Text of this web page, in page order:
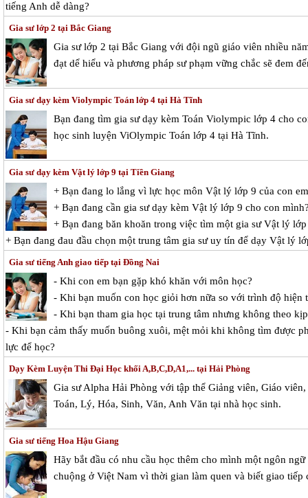
tiếng Anh dễ dàng?
Gia sư lớp 2 tại Bắc Giang
Gia sư lớp 2 tại Bắc Giang với đội ngũ giáo viên nhiều
đạt dể hiểu và phương pháp sư phạm vững chắc sẽ đem
Gia sư dạy kèm Violympic Toán lớp 4 tại Hà Tĩnh
Bạn đang tìm gia sư dạy kèm Toán Violympic lớp 4 cho
học sinh luyện ViOlympic Toán lớp 4 tại Hà Tĩnh.
Gia sư dạy kèm Vật lý lớp 9 tại Tiền Giang
+ Bạn đang lo lắng vì lực học môn Vật lý lớp 9 của con
+ Bạn đang cần gia sư dạy kèm Vật lý lớp 9 cho con
+ Bạn đang băn khoăn trong việc tìm một gia sư Vật lý
+ Bạn đang đau đầu chọn một trung tâm gia sư uy tín để dạy Vật lý
Gia sư tiếng Anh giao tiếp tại Đồng Nai
- Khi con em bạn gặp khó khăn với môn học?
- Khi bạn muốn con học giỏi hơn nữa so với trình độ hiện
- Khi bạn tham gia học tại trung tâm nhưng không theo
- Khi bạn cảm thấy muốn buông xuôi, mệt mỏi khi không tìm được
lực để học?
Dạy Kèm Luyện Thi Đại Học khối A,B,C,D,A1,... tại Hải Phòng
Gia sư Alpha Hải Phòng với tập thể Giảng viên, Giáo
Toán, Lý, Hóa, Sinh, Văn, Anh Văn tại nhà học sinh.
Gia sư tiếng Hoa Hậu Giang
Hãy bắt đầu có nhu cầu học thêm cho mình một ngôn
chuộng ở Việt Nam vì thời gian làm quen và biết giao tiếp